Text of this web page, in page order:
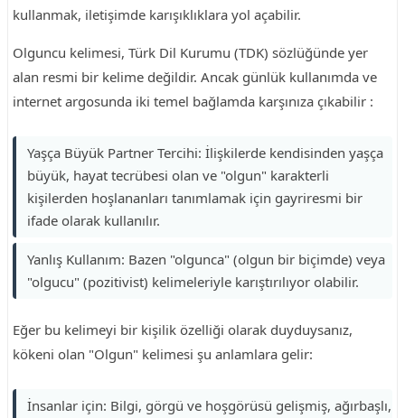
kullanmak, iletişimde karışıklıklara yol açabilir.
Olguncu kelimesi, Türk Dil Kurumu (TDK) sözlüğünde yer
alan resmi bir kelime değildir. Ancak günlük kullanımda ve
internet argosunda iki temel bağlamda karşınıza çıkabilir :
Yaşça Büyük Partner Tercihi: İlişkilerde kendisinden yaşça
büyük, hayat tecrübesi olan ve "olgun" karakterli
kişilerden hoşlananları tanımlamak için gayriresmi bir
ifade olarak kullanılır.
Yanlış Kullanım: Bazen "olgunca" (olgun bir biçimde) veya
"olgucu" (pozitivist) kelimeleriyle karıştırılıyor olabilir.
Eğer bu kelimeyi bir kişilik özelliği olarak duyduysanız,
kökeni olan "Olgun" kelimesi şu anlamlara gelir:
İnsanlar için: Bilgi, görgü ve hoşgörüsü gelişmiş, ağırbaşlı,